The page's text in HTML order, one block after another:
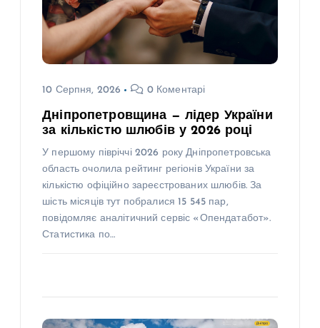
10 Серпня, 2026 0 Коментарі
Дніпропетровщина — лідер України
за кількістю шлюбів у 2026 році
У першому півріччі 2026 року Дніпропетровська
область очолила рейтинг регіонів України за
кількістю офіційно зареєстрованих шлюбів. За
шість місяців тут побралися 15 545 пар,
повідомляє аналітичний сервіс «Опендатабот».
Статистика по…